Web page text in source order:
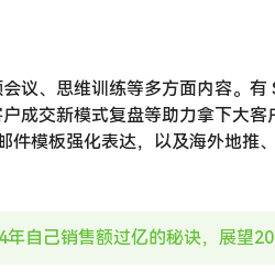
议、思维训练等多方面内容。有
成交新模式复盘等助力拿下大客
件模板强化表达，以及海外地推
自己销售额过亿的秘诀，展望